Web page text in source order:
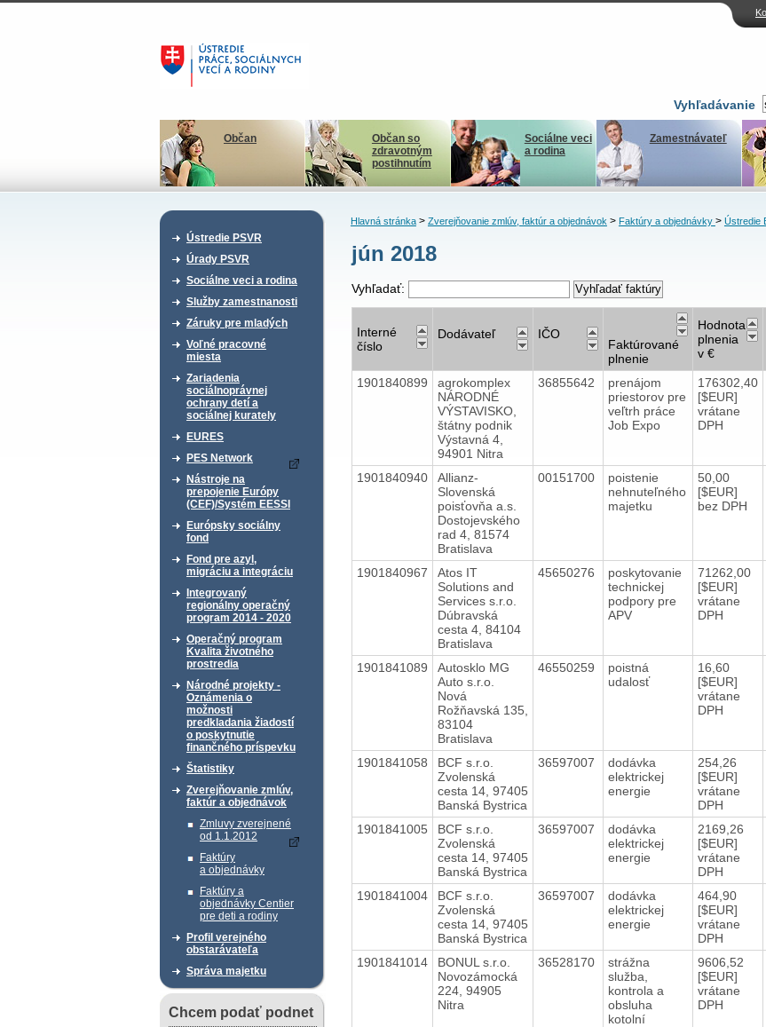
Vyhľadávanie
Občan
Občan so
zdravotným
postihnutím
Sociálne veci
a rodina
Zamestnávateľ
Ústredie PSVR
Úrady PSVR
Sociálne veci a rodina
Služby zamestnanosti
Záruky pre mladých
Voľné pracovné
miesta
Zariadenia
sociálnoprávnej
ochrany detí a
sociálnej kurately
EURES
PES Network
Nástroje na
prepojenie Európy
(CEF)/Systém EESSI
Európsky sociálny
fond
Fond pre azyl,
migráciu a integráciu
Integrovaný
regionálny operačný
program 2014 - 2020
Operačný program
Kvalita životného
prostredia
Národné projekty -
Oznámenia o
možnosti
predkladania žiadostí
o poskytnutie
finančného príspevku
Štatistiky
Zverejňovanie zmlúv,
faktúr a objednávok
Zmluvy zverejnené
od 1.1.2012
Faktúry
a objednávky
Faktúry a
objednávky Centier
pre deti a rodiny
Profil verejného
obstarávateľa
Správa majetku
Chcem podať podnet
Hlavná stránka> Zverejňovanie zmlúv, faktúr a objednávok> Faktúry a objednávky > Ústredie
jún 2018
Vyhľadať:
Interné
číslo
Dodávateľ IČO
Faktúrované
plnenie
Hodnota
plnenia
v €
1901840899
agrokomplex
NÁRODNÉ
VÝSTAVISKO,
štátny podnik
Výstavná 4,
94901 Nitra
36855642
prenájom
priestorov pre
veľtrh práce
Job Expo
176302,40
[$EUR]
vrátane
DPH
1901840940
Allianz-
Slovenská
poisťovňa a.s.
Dostojevského
rad 4, 81574
Bratislava
00151700
poistenie
nehnuteľného
majetku
50,00
[$EUR]
bez DPH
1901840967
Atos IT
Solutions and
Services s.r.o.
Dúbravská
cesta 4, 84104
Bratislava
45650276
poskytovanie
technickej
podpory pre
APV
71262,00
[$EUR]
vrátane
DPH
1901841089
Autosklo MG
Auto s.r.o.
Nová
Rožňavská 135,
83104
Bratislava
46550259
poistná
udalosť
16,60
[$EUR]
vrátane
DPH
1901841058
BCF s.r.o.
Zvolenská
cesta 14, 97405
Banská Bystrica
36597007
dodávka
elektrickej
energie
254,26
[$EUR]
vrátane
DPH
1901841005
BCF s.r.o.
Zvolenská
cesta 14, 97405
Banská Bystrica
36597007
dodávka
elektrickej
energie
2169,26
[$EUR]
vrátane
DPH
1901841004
BCF s.r.o.
Zvolenská
cesta 14, 97405
Banská Bystrica
36597007
dodávka
elektrickej
energie
464,90
[$EUR]
vrátane
DPH
1901841014
BONUL s.r.o.
Novozámocká
224, 94905
Nitra
36528170
strážna
služba,
kontrola a
obsluha
kotolní
9606,52
[$EUR]
vrátane
DPH